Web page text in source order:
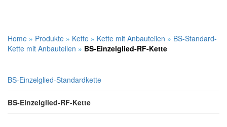
Home » Produkte » Kette » Kette mit Anbauteilen » BS-Standard-
Kette mit Anbauteilen » BS-Einzelglied-RF-Kette
BS-Einzelglied-Standardkette
BS-Einzelglied-RF-Kette